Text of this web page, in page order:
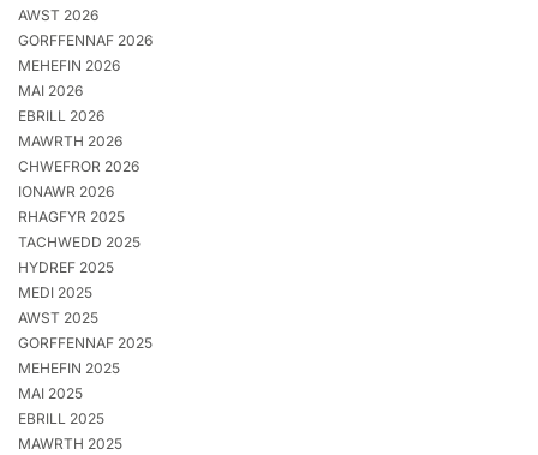
AWST 2026
GORFFENNAF 2026
MEHEFIN 2026
MAI 2026
EBRILL 2026
MAWRTH 2026
CHWEFROR 2026
IONAWR 2026
RHAGFYR 2025
TACHWEDD 2025
HYDREF 2025
MEDI 2025
AWST 2025
GORFFENNAF 2025
MEHEFIN 2025
MAI 2025
EBRILL 2025
MAWRTH 2025